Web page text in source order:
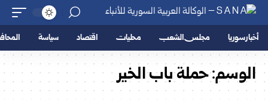
أخبار سوريا مجلس الشعب محليات اقتصاد سياسة
الوسم:حملة باب الخير